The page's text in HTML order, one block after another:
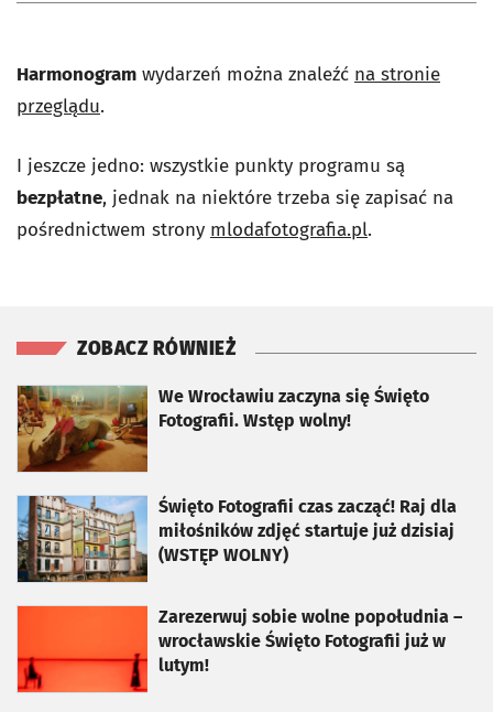
Harmonogram wydarzeń można znaleźć na stronie
przeglądu.
I jeszcze jedno: wszystkie punkty programu są
bezpłatne, jednak na niektóre trzeba się zapisać na
pośrednictwem strony mlodafotografia.pl.
ZOBACZ RÓWNIEŻ
We Wrocławiu zaczyna się Święto
Fotografii. Wstęp wolny!
otworzy się w nowej karcie
Święto Fotografii czas zacząć! Raj dla
miłośników zdjęć startuje już dzisiaj
(WSTĘP WOLNY)
otworzy się w nowej karcie
Zarezerwuj sobie wolne popołudnia –
wrocławskie Święto Fotografii już w
lutym!
otworzy się w nowej karcie